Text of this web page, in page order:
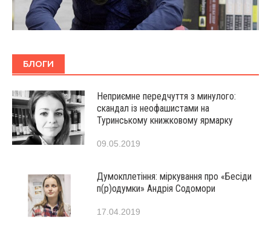
БЛОГИ
Неприємне передчуття з минулого:
скандал із неофашистами на
Туринському книжковому ярмарку
09.05.2019
Думокплетіння: міркування про «Бесіди
п(р)одумки» Андрія Содомори
17.04.2019